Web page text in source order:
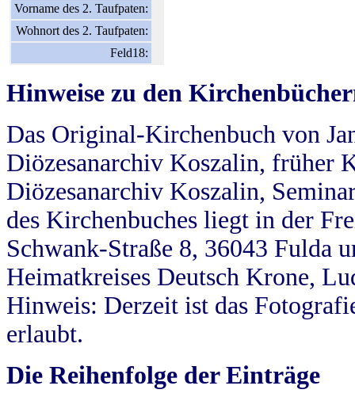
Vorname des 2. Taufpaten:
Wohnort des 2. Taufpaten:
Feld18:
Hinweise zu den
Das Original-Kirchenbuch von
Diözesanarchiv Koszalin, früher
Diözesanarchiv Koszalin,
des Kirchenbuches liegt in der
Schwank-Straße 8, 36043 Fulda
Heimatkreises Deutsch Krone,
Hinweis: Derzeit ist das
erlaubt.
Die Reihenfolge der Einträge